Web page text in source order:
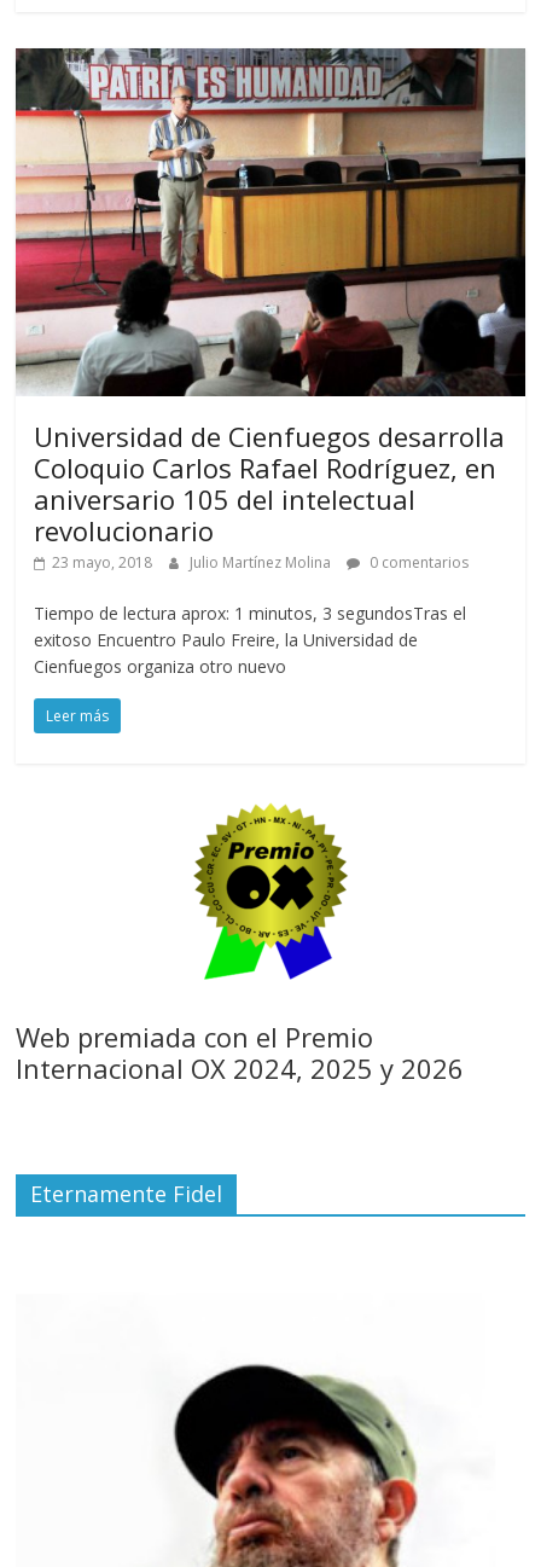
Universidad de Cienfuegos desarrolla
Coloquio Carlos Rafael Rodríguez, en
aniversario 105 del intelectual
revolucionario
23 mayo, 2018 Julio Martínez Molina 0 comentarios
Tiempo de lectura aprox: 1 minutos, 3 segundosTras el
exitoso Encuentro Paulo Freire, la Universidad de
Cienfuegos organiza otro nuevo
Leer más
Web premiada con el Premio
Internacional OX 2024, 2025 y 2026
Eternamente Fidel